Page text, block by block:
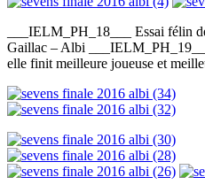
___IELM_PH_18___ Essai félin
Gaillac – Albi
elle finit meilleure joueuse et